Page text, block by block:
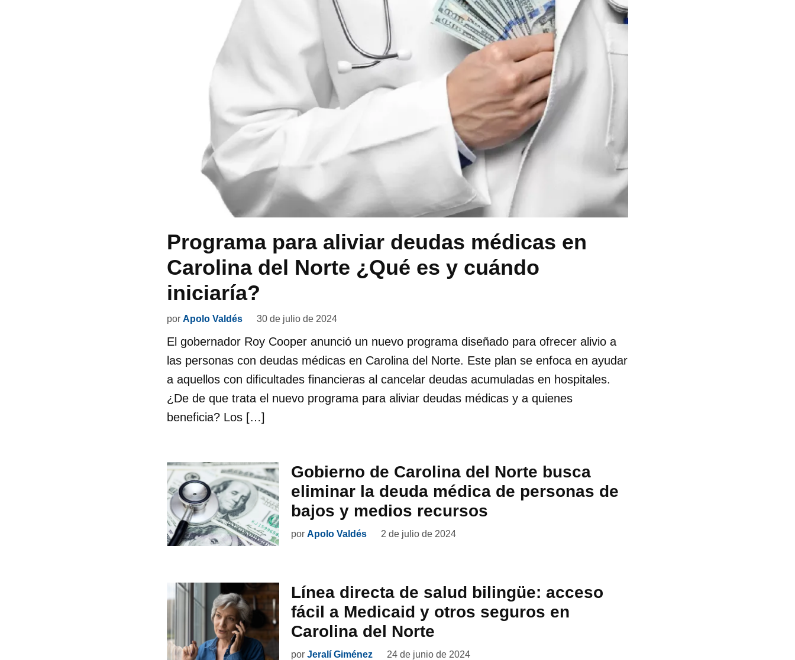
Programa para aliviar deudas médicas en
Carolina del Norte ¿Qué es y cuándo
iniciaría?
por Apolo Valdés 30 de julio de 2024
El gobernador Roy Cooper anunció un nuevo programa diseñado para ofrecer alivio a
las personas con deudas médicas en Carolina del Norte. Este plan se enfoca en ayudar
a aquellos con dificultades financieras al cancelar deudas acumuladas en hospitales.
¿De de que trata el nuevo programa para aliviar deudas médicas y a quienes
beneficia? Los […]
Gobierno de Carolina del Norte busca
eliminar la deuda médica de personas de
bajos y medios recursos
por Apolo Valdés 2 de julio de 2024
Línea directa de salud bilingüe: acceso
fácil a Medicaid y otros seguros en
Carolina del Norte
por Jeralí Giménez 24 de junio de 2024